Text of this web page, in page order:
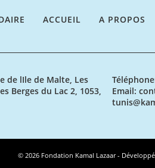
ACCUEIL A PROPOS
de lIle de Malte, Les
Berges du Lac 2, 1053,
Téléphone
Email:
© 2026 Fondation Kamal Lazaar -